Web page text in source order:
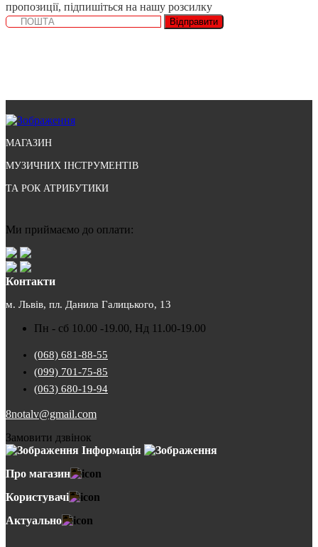
пропозиції, підпишіться на нашу розсилку
Відправити
МАГАЗИН
МУЗИЧНИХ ІНСТРУМЕНТІВ
ТА РОК АТРИБУТИКИ
Ми приймаємо до оплати:
Контакти
м. Львів, пл. Данила Галицького, 13
Пн - сб 10.00 -19.00, Нд 11.00-19.00
(068) 681-88-55
(099) 701-75-85
(063) 680-19-94
8notalv@gmail.com
Замовити дзвінок
Інформація
Про магазин
Користувачі
Актуально